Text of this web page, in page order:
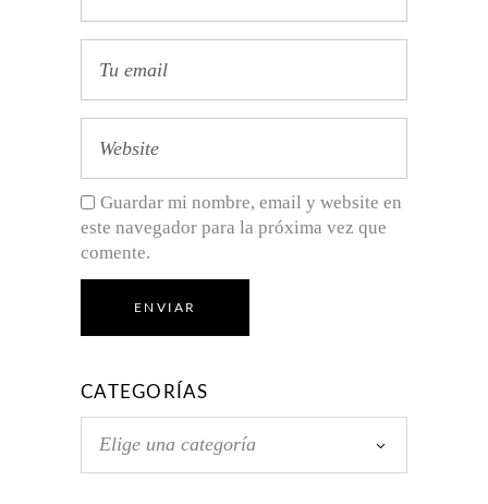
Guardar mi nombre, email y website en
este navegador para la próxima vez que
comente.
ENVIAR
CATEGORÍAS
Elige una categoría